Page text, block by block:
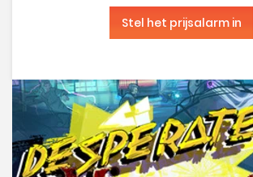
Stel het prijsalarm in